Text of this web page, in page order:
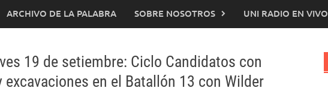
ARCHIVO DE LA PALABRA SOBRE NOSOTROS UNI RADIO EN VIVO
19 de setiembre: Ciclo Candidatos con
excavaciones en el Batallón 13 con Wilder